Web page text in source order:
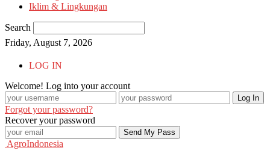
Iklim & Lingkungan
Search
Friday, August 7, 2026
LOG IN
Welcome! Log into your account
Forgot your password?
Recover your password
AgroIndonesia